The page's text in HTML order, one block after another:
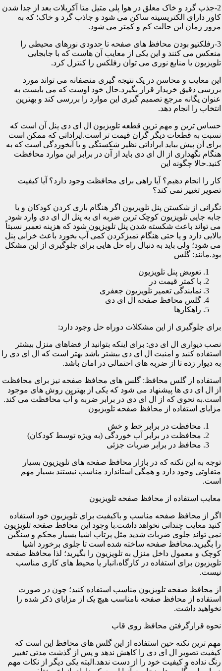
2-جذب گرد و خاک معلق در هوا پلی متیل متا آکریلات بعد از جدا شدن
کاور دارای الکتریسیته ساکن می شود و جاذب گرد و خاک؛ که به
مرور زمان این حالت کم و کمتر می شود.
3-رفلکتیو بودن محافظ های صفحه تا حدودی نورهای محیطی را
منعکس می کنند و این یکی از معایب آن هاست که با جابجایی
تلویزیون یا منابع نوری می توان رفلکس را کنترل کرد.
این معایب و محاسن در یک نتیجه گیری منصفانه می تواند مورد
بررسی دقیق خریدار قرار بگیرد.حال خود اوست که می بایست به
عنوان یگانه مرجع تصمیم گیری این موارد را بررسی کند و بهترین
انتخاب را انجام دهد.
حساس ترین و مهم ترین قطعه تلویزیون ال ای دی پنل آن است که
نسبت به قطعات دیگر گران قیمت تر است.ایراداتی که ممکن است
برای آن پیش بیاید ایراداتی نظیر شکستگی و یا آبخوردگی است که به
هنگام نگهداری از ال ای دی باید از آن در برابر این موارد محافظت
کنید.حالا چگونه این
کار را انجام دهیم؟ آیا راهی برای محافظت وجود دارد؟ آیا کیفیت
تصویر تغییر نمی کند؟
نگرانی از شکستن پنل تلویزیون اگر هنگام بازی کردن کودکان و یا
جابه جایی تلویزیون کوچک ترین ضربه ای به پنل ال ای دی وارد شود
می تواند باعث شکسته شدن پنل تلویزیون شود که هزینه تعمیر نسبتاً
بالایی دارد و یا حتی هنگام تمیزکردن کمی آب بخورد باعث خرابی پنل
می شود؛ ولی باید به دنبال راه حل هایی برای جلوگیری از این مشکل
بود.مانند: گلس
تعویض پنل تلویزیون
با کمتر قیمت در
نمایندگی تعمیر تلویزیون جعفری
گلس محافظ صفحه ال ای دی
راهکارها
برای جلوگیری از این مشکلات دوراه حل وجود دارد:
نصب دیواری ال ای دی: برای اینکه بتوانید از فضاهای منزل بیشتر
استفاده کنید و امنیت ال ای دی بیشتر باشد بهتر است که ال ای دی را
به دیوار زده تا از ضربه های احتمالی در امان باشد.
استفاده از گلس محافظ: گلس های محافظ صفحه نیز برای محافظت
از ال ای دی ها پیشنهاد می شود که یکی از بهترین روش های موجود
است.به نحوی که از ال ای دی در برابر ضربه و آب محافظت می کند.
مزایای استفاده از محافظ صفحه تلویزیون
محافظت در برابر خط و خش
محافظت در برابر آب خوردگی (به ویژه توسط کودکان)
محافظ در برابر ضربات جزئی
توجه به این نکته که در بازار محافظ صفحه های تلویزیون بسیار
متفاوتی وجود دارد و همگی استاندارد مناسب نیستند بسیار مهم
است.
معایب استفاده از محافظ صفحه تلویزیون
اگر از محافظ صفحه مناسب و باکیفیت برای تلویزیون خود استفاده
کنید معایب چندانی نخواهد داشت.با وجود این محافظ صفحه تلویزیون
نمی تواند جلوی ضربات شدید مثل پرتاب اشیا بسیار محکم و سنگین
را بگیرید.محافظ صفحه ساخته شده است تا جلوی برخورد اشیا
کوچک و معمول داخل منزل به تلویزیون را بگیرید؛ لذا محافظ صفحه
تلویزیون برای استفاده در کارگاه،انبار یا محیط های کاری مناسب
نیست.
از محافظ صفحه تلویزیون مناسب استفاده کنید؛ چون در صورت
استفاده از محافظ صفحه نامناسب هیچ یک از مزایای ذکر شده را
نخواهید داشت.
نحوه قرارگرفتن محافظ روی قاب
مهم ترین نکته حین استفاده از این گلس های محافظ این است که
کیفیت تصویر ال ای دی را کاهش ندهد و پس از گذشت مدتی تغییر
رنگ نداده و کیفیت خود را از دست ندهد.البته یکی دیگر از نکات مهم